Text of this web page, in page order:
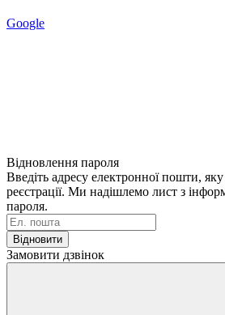
Google
Відновлення пароля
Введіть адресу електронної пошти,
реєстрації. Ми надішлемо лист з
пароля.
Відновити
Замовити дзвінок